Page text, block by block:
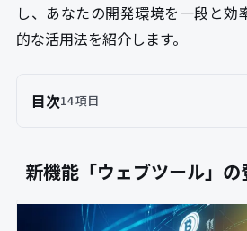
し、あなたの開発環境を一段と効
的な活用法を紹介します。
目次14 項目
新機能「ウェブツール」の